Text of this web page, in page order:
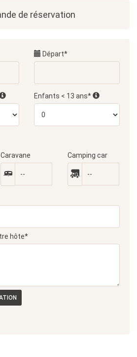
de réservation
Départ*
Enfants < 13 ans*
Caravane Camping car
hôte*